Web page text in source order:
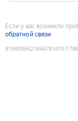
Если у вас возникли
обратной связи
9194599621846781415: